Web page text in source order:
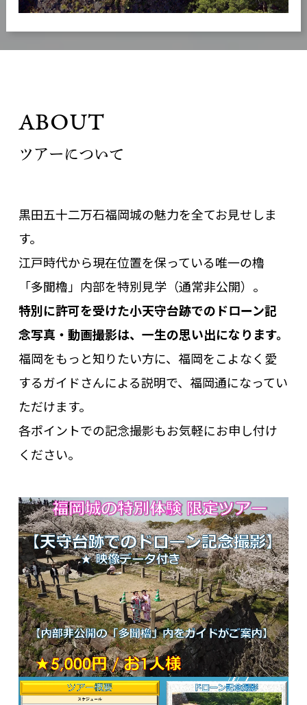
ABOUT
ツアーについて
黒田五十二万石福岡城の魅力を全てお見せしま
す。
江戸時代から現在位置を保っている唯一の櫓
「多聞櫓」内部を特別見学（通常非公開）。
特別に許可を受けた小天守台跡でのドローン記
念写真・動画撮影は、一生の思い出になります。
福岡をもっと知りたい方に、福岡をこよなく愛
するガイドさんによる説明で、福岡通になってい
ただけます。
各ポイントでの記念撮影もお気軽にお申し付け
ください。